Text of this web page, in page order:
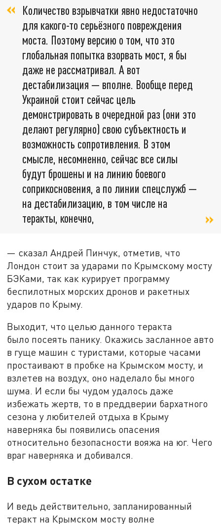
Количество взрывчатки явно недостаточно
для какого-то серьёзного повреждения
моста. Поэтому версию о том, что это
глобальная попытка взорвать мост, я бы
даже не рассматривал. А вот
дестабилизация — вполне. Вообще перед
Украиной стоит сейчас цель
демонстрировать в очередной раз (они это
делают регулярно) свою субъектность и
возможность сопротивления. В этом
смысле, несомненно, сейчас все силы
будут брошены и на линию боевого
соприкосновения, а по линии спецслужб —
на дестабилизацию, в том числе на
теракты, конечно,
— сказал Андрей Пинчук, отметив, что
Лондон стоит за ударами по Крымскому мосту
БЭКами, так как курирует программу
беспилотных морских дронов и ракетных
ударов по Крыму.
Выходит, что целью данного теракта
было посеять панику. Окажись засланное авто
в гуще машин с туристами, которые часами
простаивают в пробке на Крымском мосту, и
взлетев на воздух, оно наделало бы много
шума. И если бы чудом удалось даже
избежать жертв, то в преддверии бархатного
сезона у любителей отдыха в Крыму
наверняка бы появились опасения
относительно безопасности вояжа на юг. Чего
враг наверняка и добивался.
В сухом остатке
И ведь действительно, запланированный
теракт на Крымском мосту волне